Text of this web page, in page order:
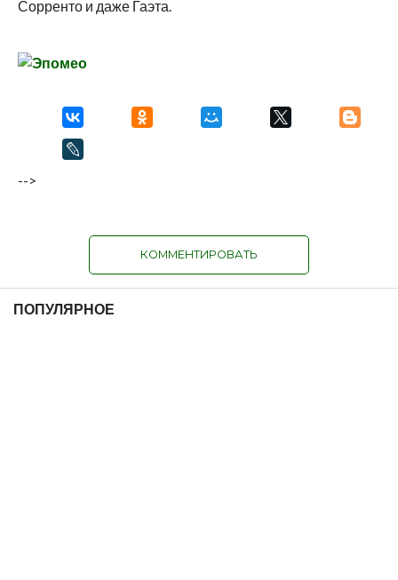
Сорренто и даже Гаэта.
-->
КОММЕНТИРОВАТЬ
ПОПУЛЯРНОЕ